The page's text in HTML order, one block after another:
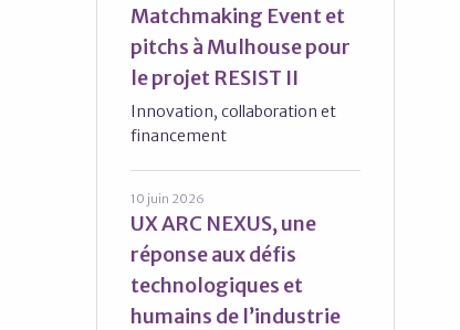
Matchmaking Event et
pitchs à Mulhouse pour
le projet RESIST II
Innovation, collaboration et
financement
10 juin 2026
UX ARC NEXUS, une
réponse aux défis
technologiques et
humains de l’industrie